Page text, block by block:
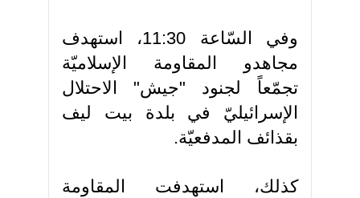
وفي السّاعة 11:30، استهدف
مجاهدو المقاومة الإسلاميّة
تجمّعاً لجنود "جيش" الاحتلال
الإسرائيليّ في بلدة بيت ليف
بقذائف المدفعيّة.
كذلك، استهدفت المقاومة